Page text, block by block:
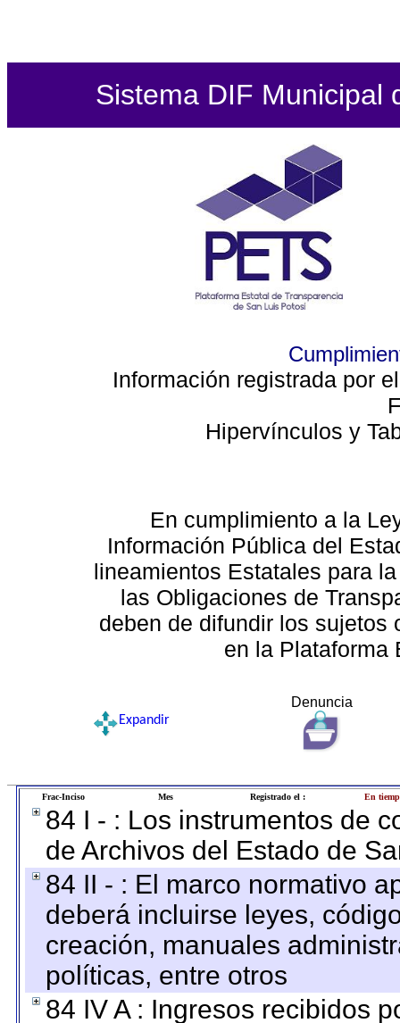
Sistema DIF Municipal
Información registrada por
Hipervínculos y
En cumplimiento a la
Información Pública del
lineamientos Estatales para
las Obligaciones de
deben de difundir los sujetos
en la Plataforma
Denuncia
Expandir
Frac-Inciso Mes Registrado el : En
84 I - : Los instrumentos de
de Archivos del Estado de
84 II - : El marco normativo
deberá incluirse leyes,
creación, manuales
políticas, entre otros
84 IV A : Ingresos recibidos